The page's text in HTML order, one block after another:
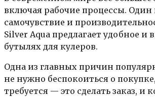
включая рабочие процессы. Один
самочувствие и
Silver Aqua предлагает удобное
бутылях для кулеров.
Одна из главных причин
не нужно беспокоиться о
требуется — это сделать заказ,